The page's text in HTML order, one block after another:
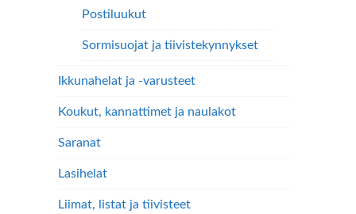
Postiluukut
Sormisuojat ja tiivistekynnykset
Ikkunahelat ja -varusteet
Koukut, kannattimet ja naulakot
Saranat
Lasihelat
Liimat, listat ja tiivisteet